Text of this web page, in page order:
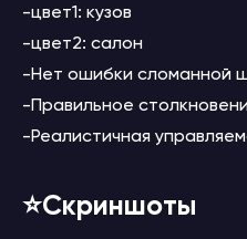
-цвет1: кузов
-цвет2: салон
-Нет ошибки сломанной
-Правильное
-Реалистичная
⭐️Скриншоты